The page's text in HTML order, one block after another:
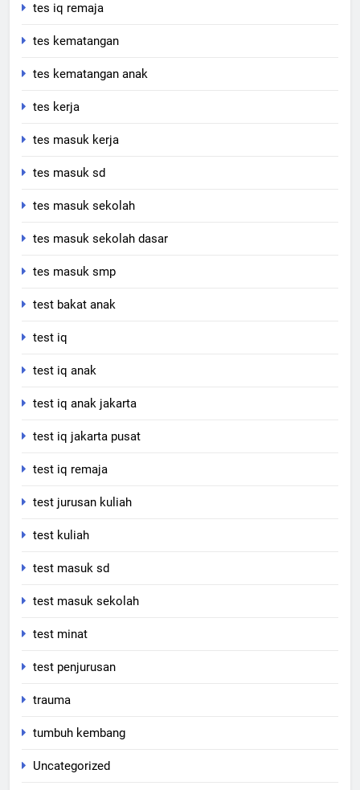
tes iq remaja
tes kematangan
tes kematangan anak
tes kerja
tes masuk kerja
tes masuk sd
tes masuk sekolah
tes masuk sekolah dasar
tes masuk smp
test bakat anak
test iq
test iq anak
test iq anak jakarta
test iq jakarta pusat
test iq remaja
test jurusan kuliah
test kuliah
test masuk sd
test masuk sekolah
test minat
test penjurusan
trauma
tumbuh kembang
Uncategorized